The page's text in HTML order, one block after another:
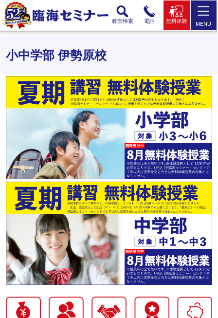
教室検索 電話 無料体験 MENU
小中学部 伊勢原校